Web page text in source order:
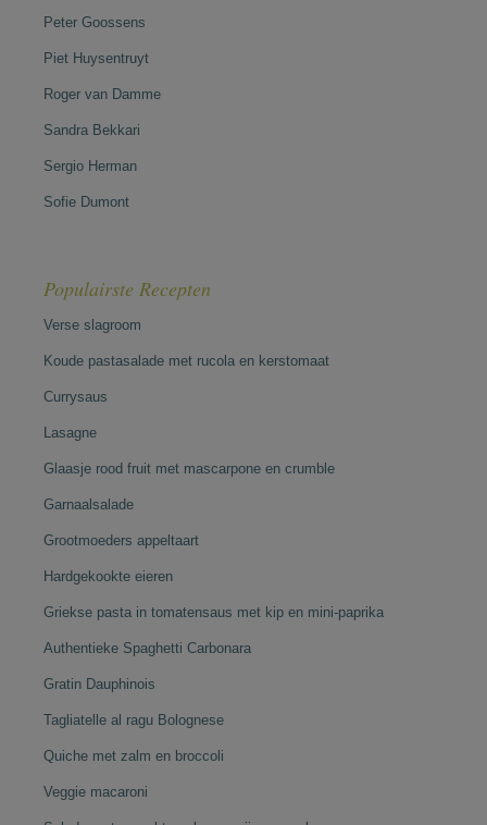
Peter Goossens
Piet Huysentruyt
Roger van Damme
Sandra Bekkari
Sergio Herman
Sofie Dumont
Populairste Recepten
Verse slagroom
Koude pastasalade met rucola en kerstomaat
Currysaus
Lasagne
Glaasje rood fruit met mascarpone en crumble
Garnaalsalade
Grootmoeders appeltaart
Hardgekookte eieren
Griekse pasta in tomatensaus met kip en mini-paprika
Authentieke Spaghetti Carbonara
Gratin Dauphinois
Tagliatelle al ragu Bolognese
Quiche met zalm en broccoli
Veggie macaroni